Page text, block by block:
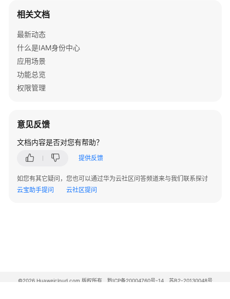
通
子
置
链
或
生
密
相关文档
最新动态
什么是IAM身份中心
应用场景
功能总览
权限管理
意见反馈
文档内容是否对您有帮助？
提供反馈
如您有其它疑问，您也可以通过华为云社区问答频道来与我们联系探讨
云宝助手提问
云社区提问
©2026 Huaweicloud.com 版权所有 黔ICP备20004760号-14
苏B2-20130048号